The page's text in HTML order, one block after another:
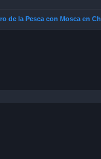
de la Pesca con Mosca en